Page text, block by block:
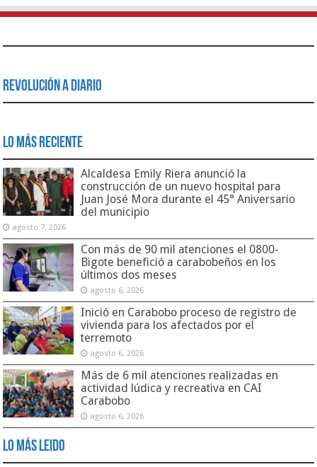
Revolución a Diario
Lo Más Reciente
Alcaldesa Emily Riera anunció la
construcción de un nuevo hospital para
Juan José Mora durante el 45° Aniversario
del municipio
agosto 7, 2026
Con más de 90 mil atenciones el 0800-
Bigote benefició a carabobeños en los
últimos dos meses
agosto 6, 2026
Inició en Carabobo proceso de registro de
vivienda para los afectados por el
terremoto
agosto 6, 2026
Más de 6 mil atenciones realizadas en
actividad lúdica y recreativa en CAI
Carabobo
agosto 6, 2026
Lo Más Leido